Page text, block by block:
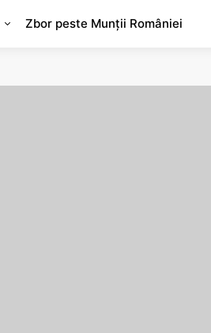
Zbor peste Munții României